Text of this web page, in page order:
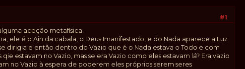
#1
aceção metafísica.
ele é o Ain da cabala, o Deus Imanifestado, e do Nada aparece a Luz
dirigia e então dentro do Vazio que é o Nada estava o Todo e com
estavam no Vazio, mas se era Vazio como eles estavam lá? Era vazio
no Vazio à espera de poderem eles próprios serem seres